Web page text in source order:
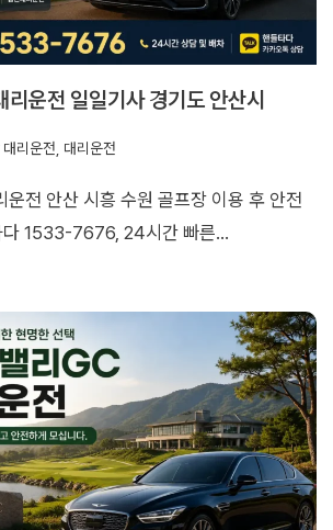
운전 일일기사 경기도 안산시
리운전 대리운전
전 안산 시흥 수원 골프장 이용 후 안전
다 1533-7676, 24시간 빠른…